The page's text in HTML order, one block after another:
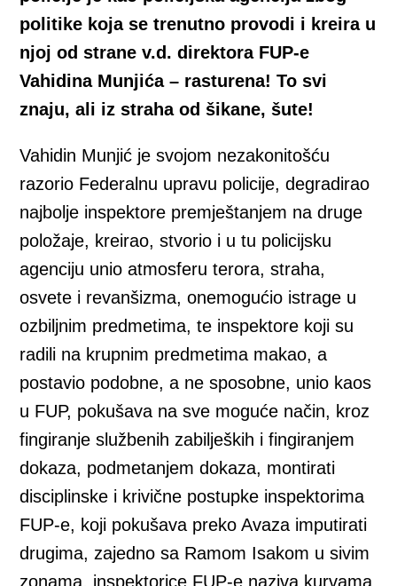
politike koja se trenutno provodi i kreira u
njoj od strane v.d. direktora FUP-e
Vahidina Munjića – rasturena! To svi
znaju, ali iz straha od šikane, šute!
Vahidin Munjić je svojom nezakonitošću
razorio Federalnu upravu policije, degradirao
najbolje inspektore premještanjem na druge
položaje, kreirao, stvorio i u tu policijsku
agenciju unio atmosferu terora, straha,
osvete i revanšizma, onemogućio istrage u
ozbiljnim predmetima, te inspektore koji su
radili na krupnim predmetima makao, a
postavio podobne, a ne sposobne, unio kaos
u FUP, pokušava na sve moguće način, kroz
fingiranje službenih zabiljeških i fingiranjem
dokaza, podmetanjem dokaza, montirati
disciplinske i krivične postupke inspektorima
FUP-e, koji pokušava preko Avaza imputirati
drugima, zajedno sa Ramom Isakom u sivim
zonama, inspektorice FUP-e naziva kurvama